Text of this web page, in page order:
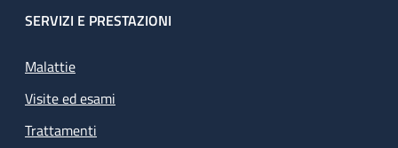
SERVIZI E PRESTAZIONI
Malattie
Visite ed esami
Trattamenti